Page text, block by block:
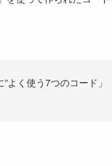
よく使う7つのコード」